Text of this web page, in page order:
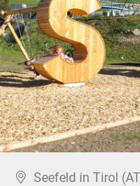
Seefeld in Tirol